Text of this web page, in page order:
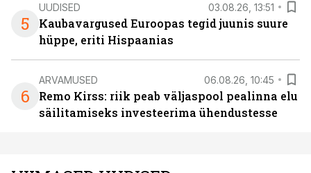
5
UUDISED 03.08.26, 13:51
Kaubavargused Euroopas tegid juunis suure
hüppe, eriti Hispaanias
6
ARVAMUSED 06.08.26, 10:45
Remo Kirss: riik peab väljaspool pealinna elu
säilitamiseks investeerima ühendustesse